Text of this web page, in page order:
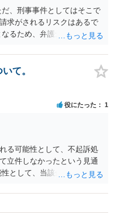
、刑事事件としてはそこで
求がされるリスクはあるで
るため、弁護士を立てるか
て。
役にたった 1
る可能性として、不起訴処
立件しなかったという見通
として、当該余罪について
。 上記、ご参考ください。